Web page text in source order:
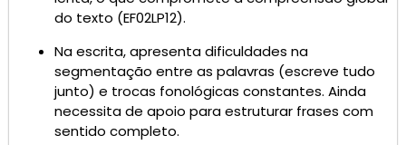
do texto (EF02LP12).
Na escrita, apresenta dificuldades na
segmentação entre as palavras (escreve tudo
junto) e trocas fonológicas constantes. Ainda
necessita de apoio para estruturar frases com
sentido completo.